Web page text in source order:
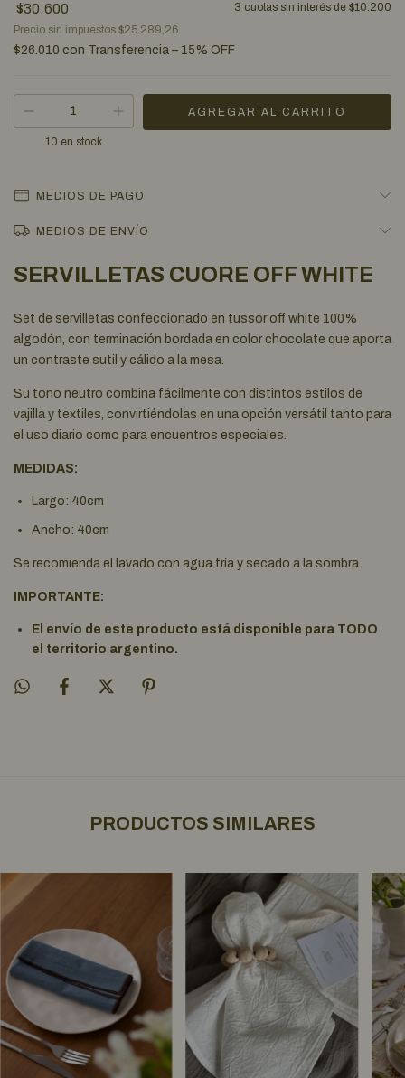
$30.600 3 cuotas sin interés de $10.200
Precio sin impuestos $25.289,26
$26.010 con Transferencia – 15% OFF
10 en stock
MEDIOS DE PAGO
MEDIOS DE ENVÍO
SERVILLETAS CUORE OFF WHITE
Set de servilletas confeccionado en tussor off white 100%
algodón, con terminación bordada en color chocolate que aporta
un contraste sutil y cálido a la mesa.
Su tono neutro combina fácilmente con distintos estilos de
vajilla y textiles, convirtiéndolas en una opción versátil tanto para
el uso diario como para encuentros especiales.
MEDIDAS:
Largo: 40cm
Ancho: 40cm
Se recomienda el lavado con agua fría y secado a la sombra.
IMPORTANTE:
El envío de este producto está disponible para TODO
el territorio argentino.
PRODUCTOS SIMILARES